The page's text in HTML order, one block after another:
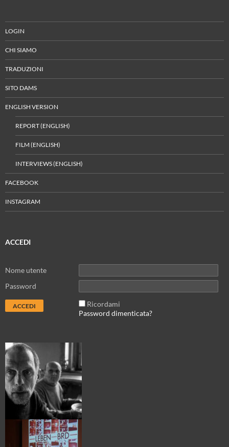
LOGIN
CHI SIAMO
TRADUZIONI
SITO DAMS
ENGLISH VERSION
REPORT (ENGLISH)
FILM (ENGLISH)
INTERVIEWS (ENGLISH)
FACEBOOK
INSTAGRAM
ACCEDI
Nome utente
Password
Ricordami
Password dimenticata?